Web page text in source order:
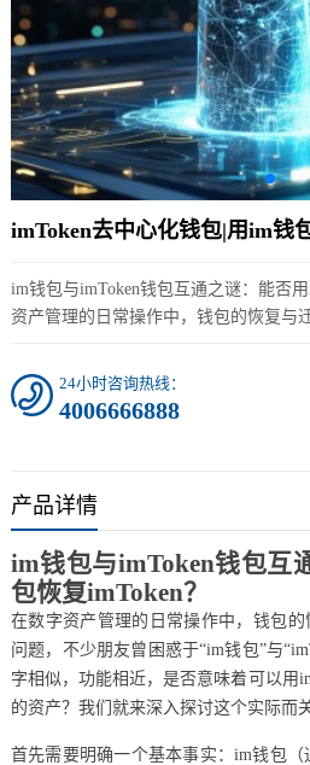
imToken去中心化钱包|用im钱
im钱包与imToken钱包互通之谜：能否
资产管理的日常操作中，钱包的恢复与
24小时咨询热线：
4006666888
产品详情
im钱包与imToken钱包互
包恢复imToken？
在数字资产管理的日常操作中，钱包
问题，不少朋友曾困惑于“im钱包”与
字相似，功能相近，是否意味着可以用
的资产？我们就来深入探讨这个实际而
首先需要明确一个基本事实：im钱包（